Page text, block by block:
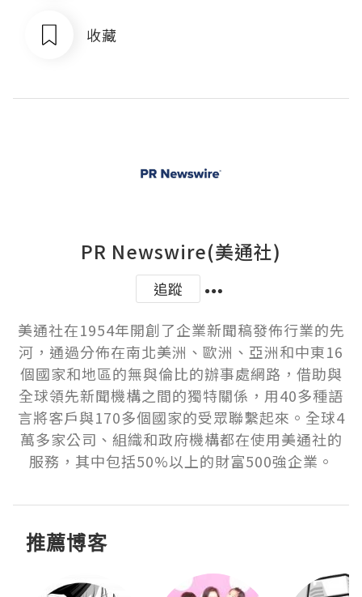
收藏
PR Newswire(美通社)
追蹤
美通社在1954年開創了企業新聞稿發佈行業的先
河，通過分佈在南北美洲、歐洲、亞洲和中東16
個國家和地區的無與倫比的辦事處網路，借助與
全球領先新聞機構之間的獨特關係，用40多種語
言將客戶與170多個國家的受眾聯繫起來。全球4
萬多家公司、組織和政府機構都在使用美通社的
服務，其中包括50%以上的財富500強企業。
推薦博客